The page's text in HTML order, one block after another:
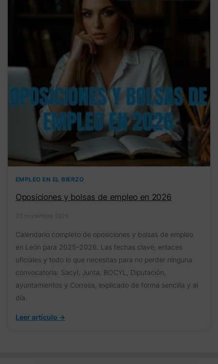
EMPLEO EN EL BIERZO
Oposiciones y bolsas de empleo en 2026
30 noviembre 2025
Calendario completo de oposiciones y bolsas de empleo
en León para 2025–2026. Las fechas clave, enlaces
oficiales y todo lo que necesitas para no perder ninguna
convocatoria: Sacyl, Junta, BOCYL, Diputación,
ayuntamientos y Correos, explicado de forma sencilla y al
día.
Leer artículo →